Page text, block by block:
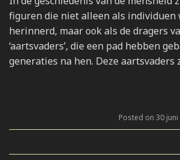
figuren die niet alleen als individuen
herinnerd, maar ook als de dragers
‘aartsvaders’, die een pad hebben
generaties na hen. Deze
Posted on 30